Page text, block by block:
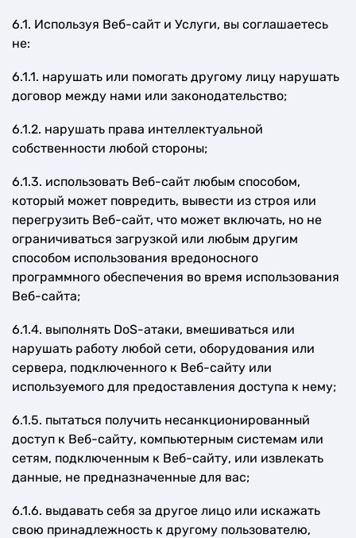
6.1. Используя Веб-сайт и Услуги, вы соглашаетесь
не:
6.1.1. нарушать или помогать другому лицу нарушать
договор между нами или законодательство;
6.1.2. нарушать права интеллектуальной
собственности любой стороны;
6.1.3. использовать Веб-сайт любым способом,
который может повредить, вывести из строя или
перегрузить Веб-сайт, что может включать, но не
ограничиваться загрузкой или любым другим
способом использования вредоносного
программного обеспечения во время использования
Веб-сайта;
6.1.4. выполнять DoS-атаки, вмешиваться или
нарушать работу любой сети, оборудования или
сервера, подключенного к Веб-сайту или
используемого для предоставления доступа к нему;
6.1.5. пытаться получить несанкционированный
доступ к Веб-сайту, компьютерным системам или
сетям, подключенным к Веб-сайту, или извлекать
данные, не предназначенные для вас;
6.1.6. выдавать себя за другое лицо или искажать
свою принадлежность к другому пользователю,